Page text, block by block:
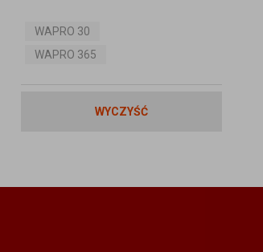
WAPRO 30
WAPRO 365
WYCZYŚĆ